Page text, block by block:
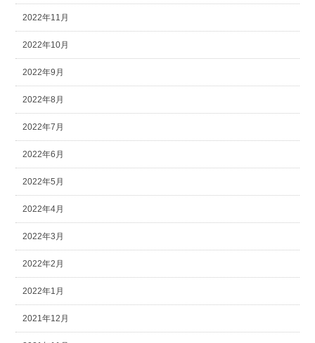
2022年11月
2022年10月
2022年9月
2022年8月
2022年7月
2022年6月
2022年5月
2022年4月
2022年3月
2022年2月
2022年1月
2021年12月